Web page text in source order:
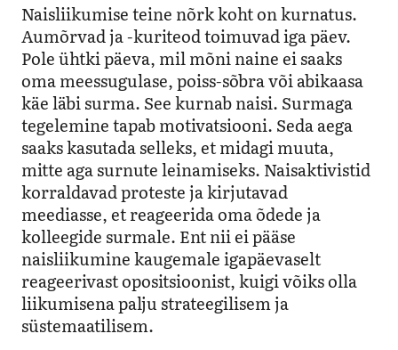
Naisliikumise teine nõrk koht on kurnatus.
Aumõrvad ja -kuriteod toimuvad iga päev.
Pole ühtki päeva, mil mõni naine ei saaks
oma meessugulase, poiss-sõbra või abikaasa
käe läbi surma. See kurnab naisi. Surmaga
tegelemine tapab motivatsiooni. Seda aega
saaks kasutada selleks, et midagi muuta,
mitte aga surnute leinamiseks. Naisaktivistid
korraldavad proteste ja kirjutavad
meediasse, et reageerida oma õdede ja
kolleegide surmale. Ent nii ei pääse
naisliikumine kaugemale igapäevaselt
reageerivast opositsioonist, kuigi võiks olla
liikumisena palju strateegilisem ja
süstemaatilisem.